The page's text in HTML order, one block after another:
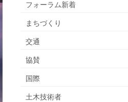
フォーラム新着
まちづくり
交通
協賛
国際
土木技術者